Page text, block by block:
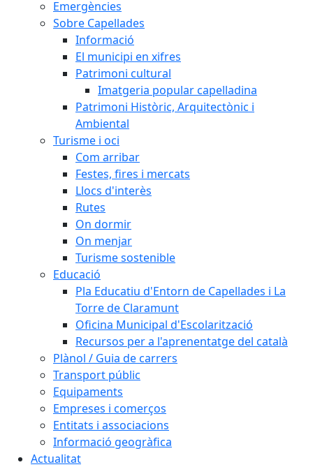
Emergències
Sobre Capellades
Informació
El municipi en xifres
Patrimoni cultural
Imatgeria popular capelladina
Patrimoni Històric, Arquitectònic i
Ambiental
Turisme i oci
Com arribar
Festes, fires i mercats
Llocs d'interès
Rutes
On dormir
On menjar
Turisme sostenible
Educació
Pla Educatiu d'Entorn de Capellades i La
Torre de Claramunt
Oficina Municipal d'Escolarització
Recursos per a l'aprenentatge del català
Plànol / Guia de carrers
Transport públic
Equipaments
Empreses i comerços
Entitats i associacions
Informació geogràfica
Actualitat